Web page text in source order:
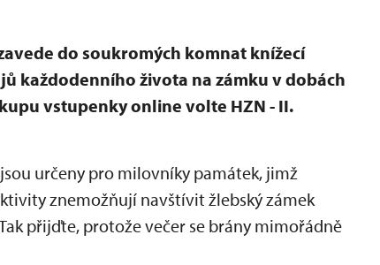
do soukromých komnat knížecí
každodenního života na zámku v dobách
vstupenky online volte HZN - II.
jsou určeny pro milovníky památek, jimž
znemožňují navštívit žlebský zámek
přijďte, protože večer se brány mimořádně